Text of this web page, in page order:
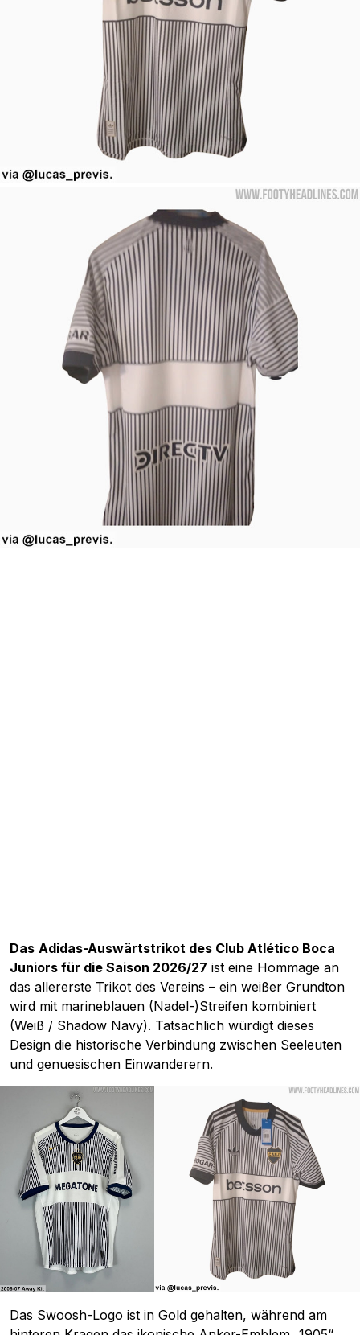
Das Adidas-Auswärtstrikot des Club Atlético Boca
Juniors für die Saison 2026/27 ist eine Hommage an
das allererste Trikot des Vereins – ein weißer Grundton
wird mit marineblauen (Nadel-)Streifen kombiniert
(Weiß / Shadow Navy). Tatsächlich würdigt dieses
Design die historische Verbindung zwischen Seeleuten
und genuesischen Einwanderern.
Das Swoosh-Logo ist in Gold gehalten, während am